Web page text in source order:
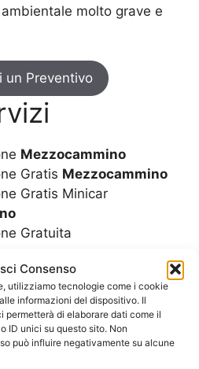
Consenso
utilizziamo tecnologie come i cookie
informazioni del dispositivo. Il
permetterà di elaborare dati come il
ID unici su questo sito. Non
può influire negativamente su alcune
molto grave e
un Preventivo
Mezzocammino
Gratis Mezzocammino
Gratis Minicar
Gratuita
Gratuita Minicar
MinicarMezzocammino
Mezzocammino
Mezzocammino